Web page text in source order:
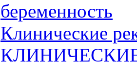
беременность
Клинические